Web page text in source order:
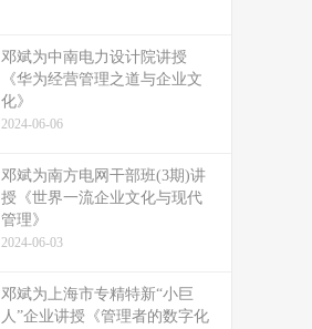
邓斌为中南电力设计院讲授
《华为经营管理之道与企业文
化》
2024-06-06
邓斌为南方电网干部班(3期)讲
授《世界一流企业文化与现代
管理》
2024-06-03
邓斌为上海市专精特新“小巨
人”企业讲授《管理者的数字化